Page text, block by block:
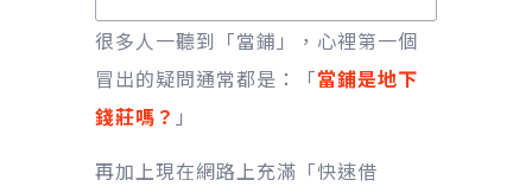
很多人一聽到「當鋪」，心裡第一個
冒出的疑問通常都是：「當鋪是地下
錢莊嗎？ 」
再加上現在網路上充滿「快速借